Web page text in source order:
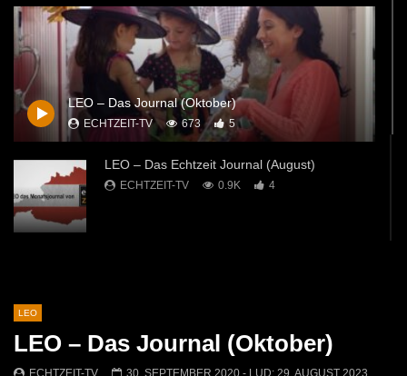
Später Ansehen
53:21
LEO – Das Echtzeit Journal (November)
ECHTZEIT-TV
31. OKTOBER 2020
46:01
LEO das Echtzeit
ECHTZEIT-TV
LEO – Das Journal (Oktober)
ECHTZEIT-TV 673 5
LEO – Das Echtzeit Journal (August)
ECHTZEIT-TV 0.9K 4
LEO – Das Echtzeit Journal (November)
ECHTZEIT-TV 2K 14
LEO
LEO – Das Journal (Oktober)
ECHTZEIT-TV 30. SEPTEMBER 2020 - LUD: 29. AUGUST 2023